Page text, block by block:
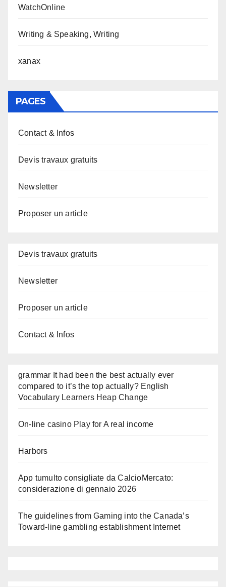
WatchOnline
Writing & Speaking, Writing
xanax
PAGES
Contact & Infos
Devis travaux gratuits
Newsletter
Proposer un article
Devis travaux gratuits
Newsletter
Proposer un article
Contact & Infos
grammar It had been the best actually ever
compared to it’s the top actually? English
Vocabulary Learners Heap Change
On-line casino Play for A real income
Harbors
App tumulto consigliate da CalcioMercato:
considerazione di gennaio 2026
The guidelines from Gaming into the Canada’s
Toward-line gambling establishment Internet